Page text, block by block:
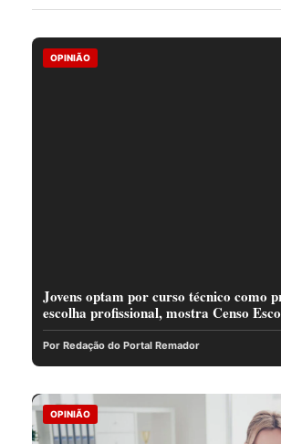
OPINIÃO
Jovens optam por curso técnico como
escolha profissional, mostra Censo
Por Redação do Portal Remador
OPINIÃO